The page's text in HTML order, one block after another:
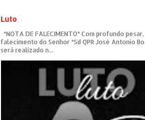
Luto
*NOTA DE FALECIMENTO* Com profundo
falecimento do Senhor *Sd QPR José Antonio
será realizado n...